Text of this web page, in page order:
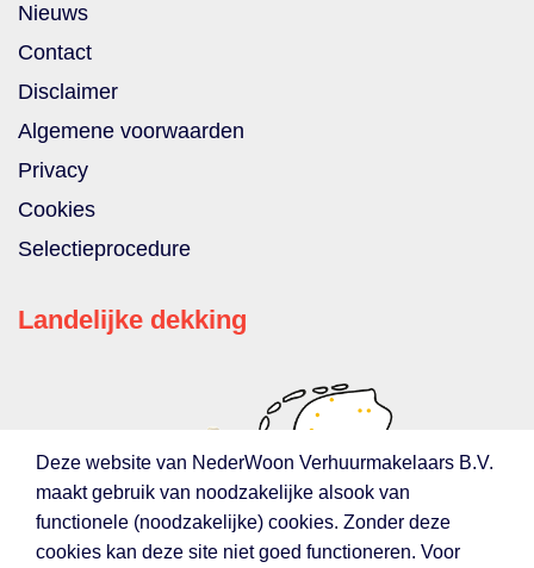
Nieuws
Contact
Disclaimer
Algemene voorwaarden
Privacy
Cookies
Selectieprocedure
Landelijke dekking
Deze website van NederWoon Verhuurmakelaars B.V.
maakt gebruik van noodzakelijke alsook van
functionele (noodzakelijke) cookies. Zonder deze
cookies kan deze site niet goed functioneren. Voor